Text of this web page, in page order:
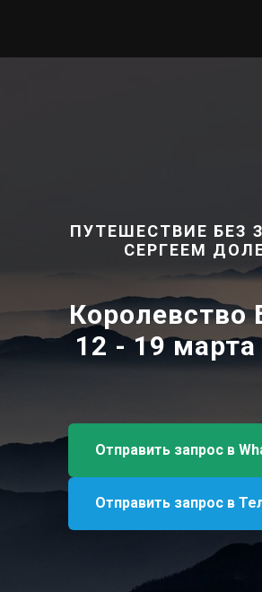
ПУТЕШЕСТВИЕ БЕЗ
СЕРГЕЕМ
Королевство
12 - 19
Отправить запрос в
Отправить запрос в